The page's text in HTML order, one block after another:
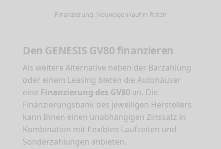
Finanzierung: Neuwagenkauf in Raten
Den GENESIS GV80 finanzieren
Als weitere Alternative neben der Barzahlung
oder einem Leasing bieten die Autohäuser
eine Finanzierung des GV80 an. Die
Finanzierungsbank des jeweiligen Herstellers
kann Ihnen einen unabhängigen Zinssatz in
Kombination mit flexiblen Laufzeiten und
Sonderzahlungen anbieten.